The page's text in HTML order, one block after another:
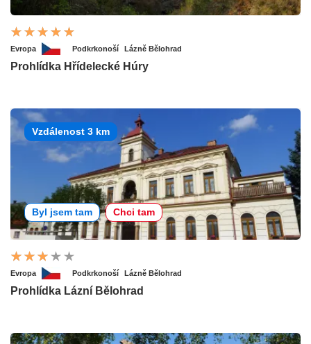
Evropa Podkrkonoší Lázně Bělohrad
Prohlídka Hřídelecké Húry
Vzdálenost 3 km
Byl jsem tam Chci tam
Evropa Podkrkonoší Lázně Bělohrad
Prohlídka Lázní Bělohrad